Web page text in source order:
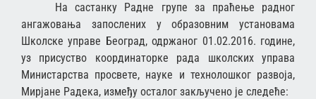
На састанку Радне групе за праћење радног
ангажовања запослених у образовним установама
Школске управе Београд, одржаног 01.02.2016. године,
уз присуство координаторке рада школских управа
Министарства просвете, науке и технолошког развоја,
Мирјане Радека, између осталог закључено је следеће: